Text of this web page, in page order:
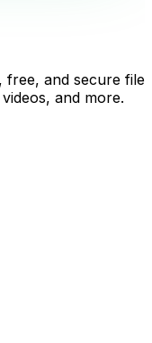
free, and secure file
and more.